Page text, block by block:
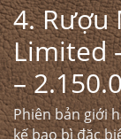
4. Rượu
Limited
–
Phiên bản giới
kế bao bì đặc